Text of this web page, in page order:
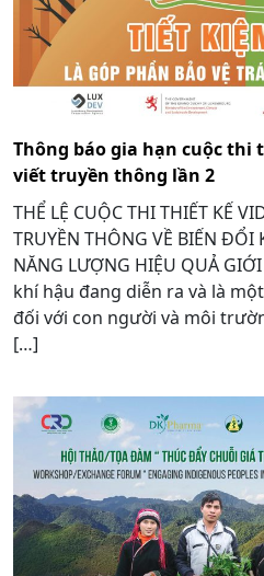
Thông báo gia hạn cuộc thi
viết truyền thông lần 2
THỂ LỆ CUỘC THI THIẾT KẾ
TRUYỀN THÔNG VỀ BIẾN ĐỔI
NĂNG LƯỢNG HIỆU QUẢ
khí hậu đang diễn ra và là
đối với con người và môi
[…]